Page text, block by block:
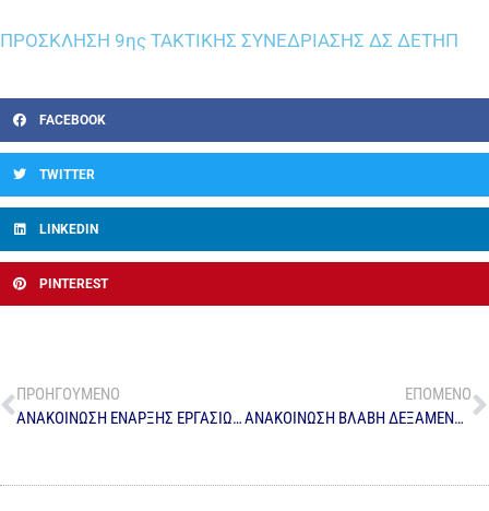
ΠΡΟΣΚΛΗΣΗ 9ης ΤΑΚΤΙΚΗΣ ΣΥΝΕΔΡΙΑΣΗΣ ΔΣ ΔΕΤΗΠ
FACEBOOK
TWITTER
LINKEDIN
PINTEREST
ΠΡΟΗΓΟΥΜΕΝΟ
ΑΝΑΚΟΙΝΩΣΗ ΕΝΑΡΞΗΣ ΕΡΓΑΣΙΩΝ – ΑΡ. ΠΡΩΤ. 3926
ΕΠΟΜΕΝΟ
ΑΝΑΚΟΙΝΩΣΗ ΒΛΑΒΗ ΔΕΞΑΜΕΝΗΣ – ΑΡ. ΠΡΩΤ. 3404